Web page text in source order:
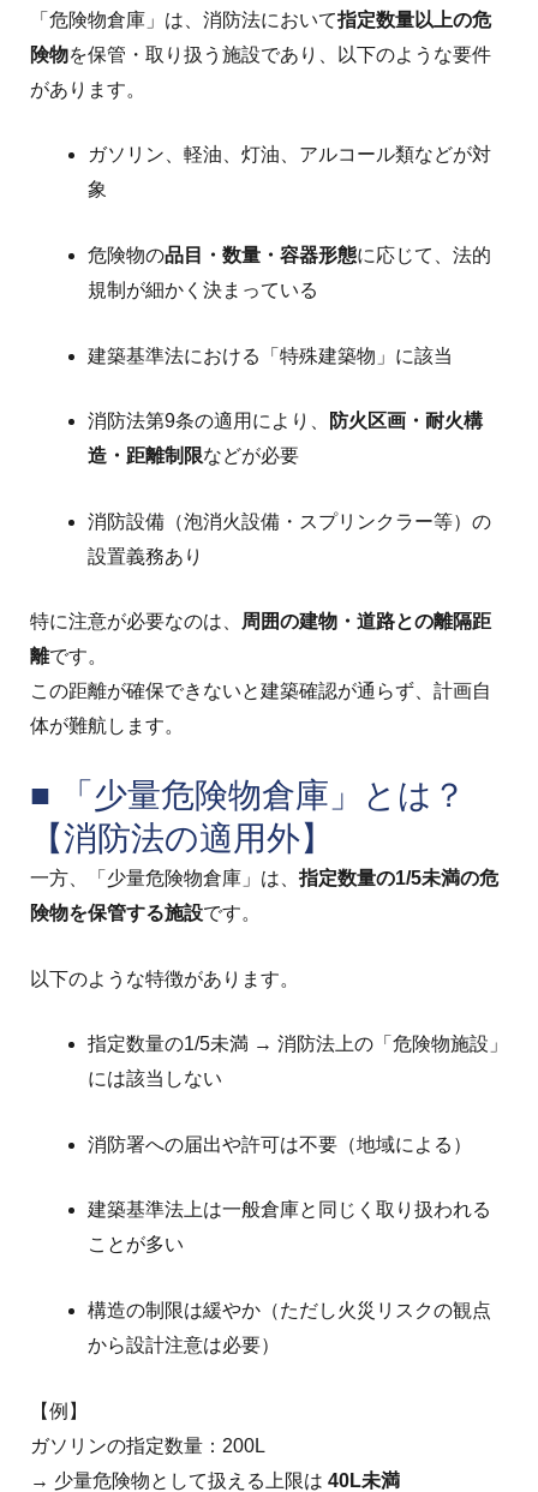
「危険物倉庫」は、消防法において指定数量以上の危
険物を保管・取り扱う施設であり、以下のような要件
があります。
ガソリン、軽油、灯油、アルコール類などが対
象
危険物の品目・数量・容器形態に応じて、法的
規制が細かく決まっている
建築基準法における「特殊建築物」に該当
消防法第9条の適用により、
防火区画・耐火構
造・距離制限などが必要
消防設備（泡消火設備・スプリンクラー等）の
設置義務あり
特に注意が必要なのは、
周囲の建物・道路との離隔距
離です。
この距離が確保できないと建築確認が通らず、計画自
体が難航します。
■ 「少量危険物倉庫」とは？
【消防法の適用外】
一方、「少量危険物倉庫」は、 指定数量の1/5未満の危
険物を保管する施設です。
以下のような特徴があります。
指定数量の1/5未満 → 消防法上の「危険物施設」
には該当しない
消防署への届出や許可は不要（地域による）
建築基準法上は一般倉庫と同じく取り扱われる
ことが多い
構造の制限は緩やか（ただし火災リスクの観点
から設計注意は必要）
【例】
ガソリンの指定数量：200L
→ 少量危険物として扱える上限は 40L未満